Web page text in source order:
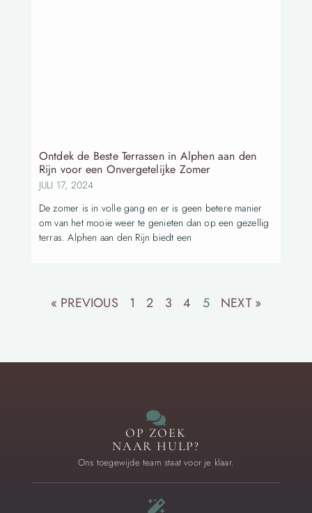
Ontdek de Beste Terrassen in Alphen aan den
Rijn voor een Onvergetelijke Zomer
JULI 17, 2024
De zomer is in volle gang en er is geen betere manier
om van het mooie weer te genieten dan op een gezellig
terras. Alphen aan den Rijn biedt een
« PREVIOUS 1 2 3 4 5 NEXT »
OP ZOEK
NAAR HULP?
Ons toegewijde team staat voor je klaar.